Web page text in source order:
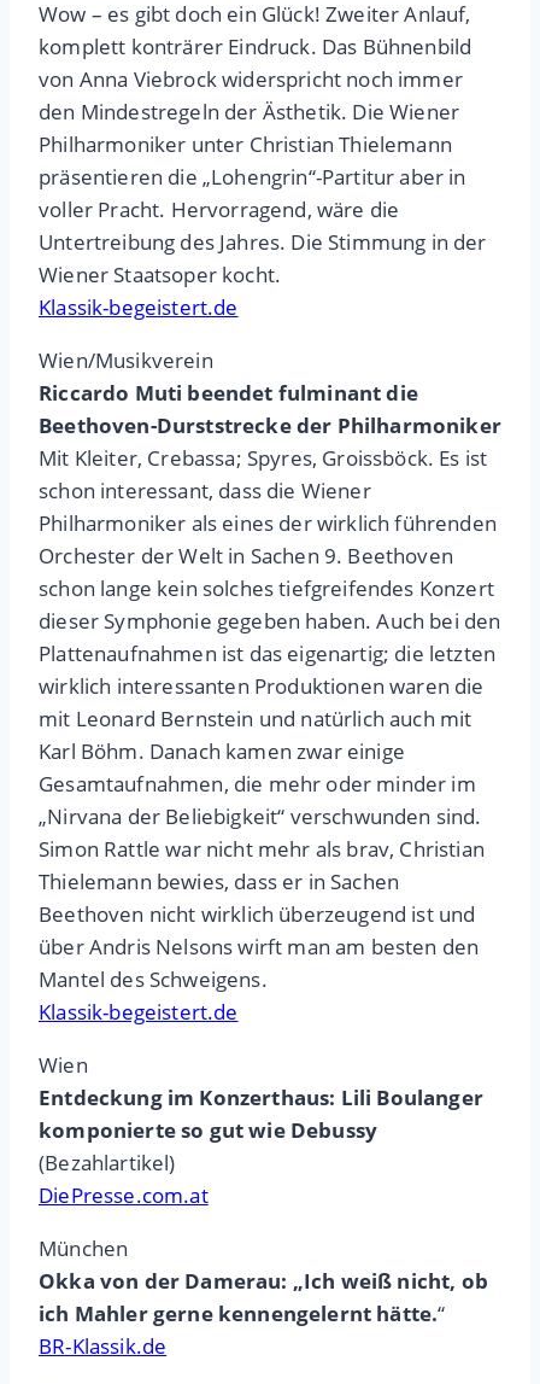
Wow – es gibt doch ein Glück! Zweiter Anlauf,
komplett konträrer Eindruck. Das Bühnenbild
von Anna Viebrock widerspricht noch immer
den Mindestregeln der Ästhetik. Die Wiener
Philharmoniker unter Christian Thielemann
präsentieren die „Lohengrin“-Partitur aber in
voller Pracht. Hervorragend, wäre die
Untertreibung des Jahres. Die Stimmung in der
Wiener Staatsoper kocht.
Klassik-begeistert.de
Wien/Musikverein
Riccardo Muti beendet fulminant die
Beethoven-Durststrecke der Philharmoniker
Mit Kleiter, Crebassa; Spyres, Groissböck. Es ist
schon interessant, dass die Wiener
Philharmoniker als eines der wirklich führenden
Orchester der Welt in Sachen 9. Beethoven
schon lange kein solches tiefgreifendes Konzert
dieser Symphonie gegeben haben. Auch bei den
Plattenaufnahmen ist das eigenartig; die letzten
wirklich interessanten Produktionen waren die
mit Leonard Bernstein und natürlich auch mit
Karl Böhm. Danach kamen zwar einige
Gesamtaufnahmen, die mehr oder minder im
„Nirvana der Beliebigkeit“ verschwunden sind.
Simon Rattle war nicht mehr als brav, Christian
Thielemann bewies, dass er in Sachen
Beethoven nicht wirklich überzeugend ist und
über Andris Nelsons wirft man am besten den
Mantel des Schweigens.
Klassik-begeistert.de
Wien
Entdeckung im Konzerthaus: Lili Boulanger
komponierte so gut wie Debussy
(Bezahlartikel)
DiePresse.com.at
München
Okka von der Damerau: „Ich weiß nicht, ob
ich Mahler gerne kennengelernt hätte.“
BR-Klassik.de